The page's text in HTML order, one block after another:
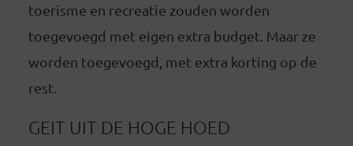
toerisme en recreatie zouden worden
toegevoegd met eigen extra budget. Maar ze
worden toegevoegd, met extra korting op de
rest.
GEIT UIT DE HOGE HOED